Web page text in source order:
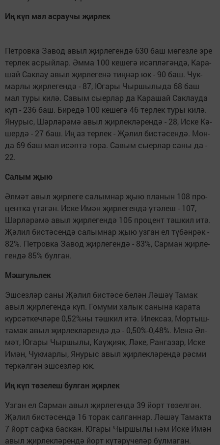
Иң күп мал ас­рау­чы җир­лек
Пет­ров­ка За­вод авыл җир­ле­ген­дә 630 баш мө­гез­ле эре
тер­лек ас­рый­лар. Әм­ма 100 ке­ше­гә исәп­лә­гән­дә, Ка­ра­
шай Сак­лау авыл җир­ле­ге­нә тиң­нәр юк - 90 баш. Чук­
мар­лы җир­ле­ген­дә - 87, Юга­ры Чыр­шы­лы­да 68 баш
мал ту­ры ки­лә. Са­вым сы­ер­лар да Ка­ра­шай Сак­лау­да
күп - 236 баш. Би­ре­дә 100 ке­ше­гә 46 тер­лек ту­ры ки­лә.
Яну­рыс, Шәр­лә­рә­мә авыл җир­лек­лә­рен­дә - 28, Ис­ке Кә­
шер­дә - 27 баш. Иң аз тер­лек - Җә­лил бис­тә­сен­дә. Мон­
да 69 баш мал исәп­тә то­ра. Са­вым сы­ер­лар са­ны да -
22.
Са­лым җыю
Әл­мәт авыл җир­ле­ге са­лым­нар җыю пла­нын 108 про­
цент­ка үтә­гән. Ис­ке Имән җир­ле­ген­дә үтә­леш - 107,
Шәр­лә­рә­мә авыл җир­ле­ген­дә 105 про­цент тәш­кил итә.
Җә­лил бис­тә­сен­дә са­лым­нар җыю уз­ган ел тү­бән­рәк -
82%. Пет­ров­ка За­вод җир­ле­ген­дә - 83%, Сар­ман җир­ле­
ген­дә 85% бул­ган.
Мәш­гуль­лек
Эш­сез­ләр са­ны Җә­лил бис­тә­се бе­лән Лә­шәү Та­мак
авыл җир­ле­ген­дә күп. Го­му­ми ха­лык са­ны­на ка­ра­та
күр­сәт­кеч­лә­ре 0,52%­ны тәш­кил итә. Илек­саз, Мор­тыш­
та­мак авыл җир­лек­лә­рен­дә дә - 0,50%-0,48%. Ме­нә Әл­
мәт, Юга­ры Чыр­шы­лы, Кәү­җи­як, Лә­ке, Ран­га­зар, Ис­ке
Имән, Чук­мар­лы, Яну­рыс авыл җир­лек­лә­рен­дә рәс­ми
тер­кәл­гән эш­сез­ләр юк.
Иң күп тө­зе­леш бул­ган җир­лек
Уз­ган ел Сар­ман авыл җир­ле­ген­дә 39 йорт тө­зел­гән.
Җә­лил бис­тә­сен­дә 16 то­рак сал­ган­нар. Лә­шәү Та­мак­та
7 йорт саф­ка бас­кан. Юга­ры Чыр­шы­лы һәм Ис­ке Имән
авыл җир­лек­лә­рен­дә йорт кү­тә­рү­че­ләр бул­ма­ган.